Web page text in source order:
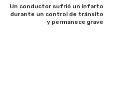
Un conductor sufrió un infarto
durante un control de tránsito
y permanece grave